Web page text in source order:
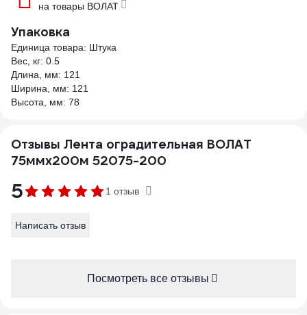
на товары ВОЛАТ
Упаковка
Единица товара: Штука
Вес, кг: 0.5
Длина, мм: 121
Ширина, мм: 121
Высота, мм: 78
Отзывы Лента оградительная ВОЛАТ
75ммх200м 52075-200
5 1 отзыв
Написать отзыв
Посмотреть все отзывы